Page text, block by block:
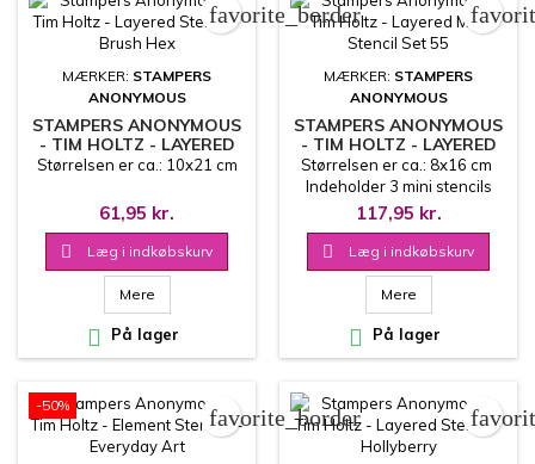
MÆRKER: STAMPERS
ANONYMOUS
STAMPERS ANONYMOUS
- TIM HOLTZ - LAYERED
STENCIL - BRUSH HEX
Størrelsen er ca.: 10x21 cm
61,95 kr.
 Læg i indkøbskurv
Mere
 På lager
favorite_border
MÆRKER: STAMPERS
ANONYMOUS
STAMPERS ANONYMOUS
- TIM HOLTZ - LAYERED
MINI STENCIL SET 55
Størrelsen er ca.: 8x16 cm
Indeholder 3 mini stencils
117,95 kr.
 Læg i indkøbskurv
Mere
 På lager
-50% favorite_border